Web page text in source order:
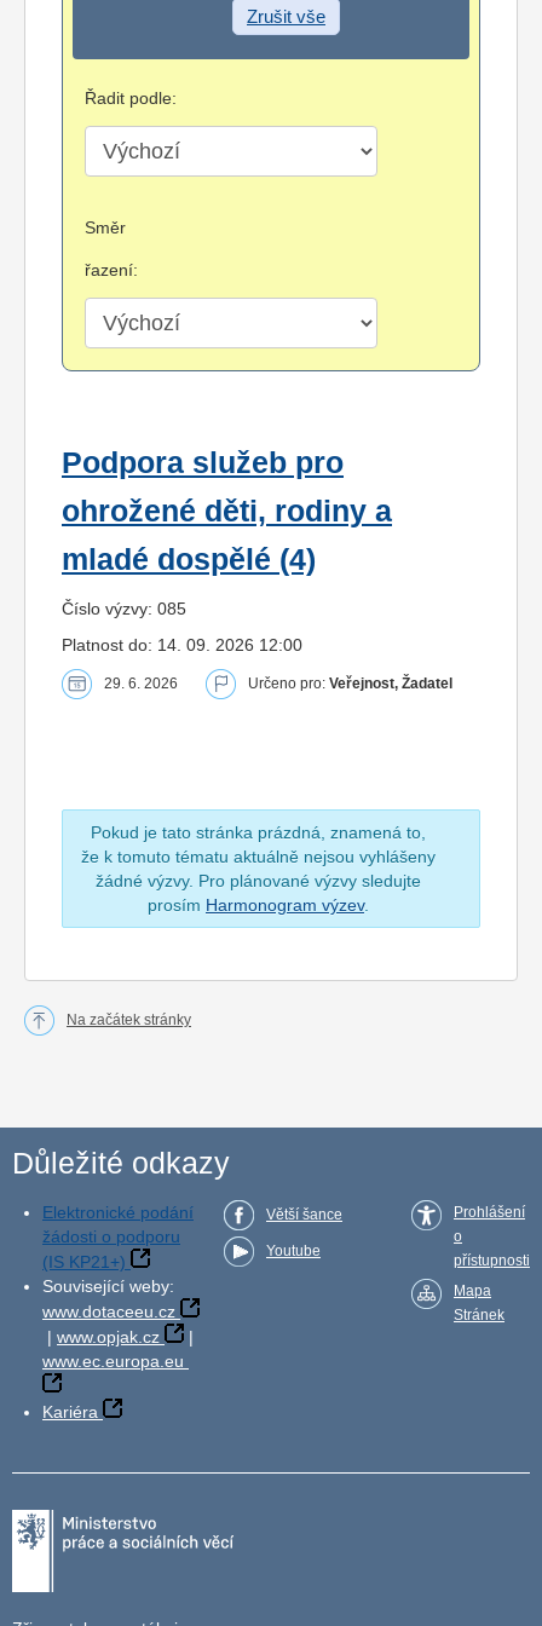
Zrušit vše
Řadit podle:
Směr
řazení:
Podpora služeb pro
ohrožené děti, rodiny a
mladé dospělé (4)
Číslo výzvy: 085
Platnost do: 14. 09. 2026 12:00
29. 6. 2026 Určeno pro: Veřejnost, Žadatel
Pokud je tato stránka prázdná, znamená to,
že k tomuto tématu aktuálně nejsou vyhlášeny
žádné výzvy. Pro plánované výzvy sledujte
prosím Harmonogram výzev.
Na začátek stránky
Důležité odkazy
Elektronické podání
žádosti o podporu
(IS KP21+)
Související weby:
www.dotaceeu.cz
| www.opjak.cz
|
www.ec.europa.eu
Kariéra
Větší šance
Youtube
Prohlášení
o
přístupnosti
Mapa
Stránek